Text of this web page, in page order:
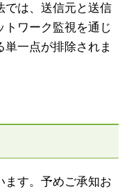
では、送信元と送信
トワーク監視を通じ
一点が排除されま
ます。予めご承知お